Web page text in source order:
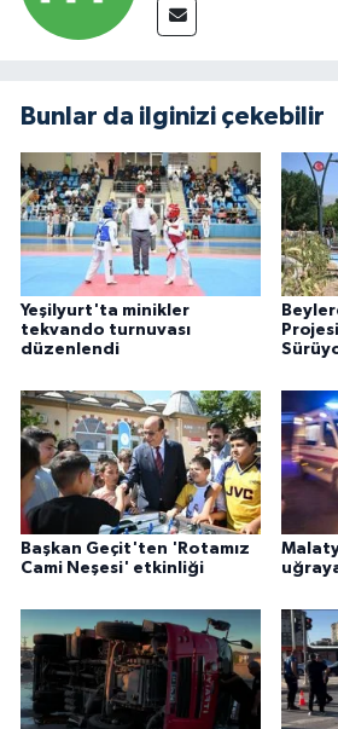
Bunlar da ilginizi çekebilir
Yeşilyurt'ta minikler
tekvando turnuvası
düzenlendi
Başkan Geçit'ten 'Rotamız
Cami Neşesi' etkinliği